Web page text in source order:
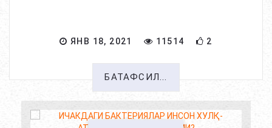
ЯНВ 18, 2021 11514 2
БАТАФСИЛ...